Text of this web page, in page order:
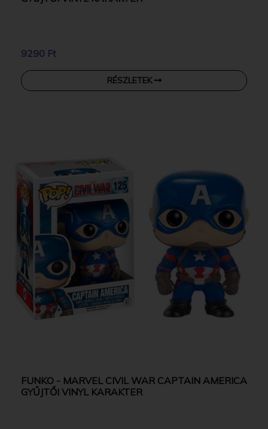
9290 Ft
RÉSZLETEK
FUNKO - MARVEL CIVIL WAR CAPTAIN AMERICA
GYŰJTŐI VINYL KARAKTER